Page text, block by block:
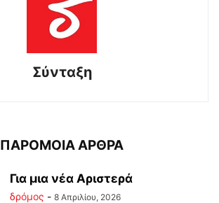
Σύνταξη
ΠΑΡΟΜΟΙΑ ΑΡΘΡΑ
Για μια νέα Αριστερά
δρόμος - 8 Απριλίου, 2026